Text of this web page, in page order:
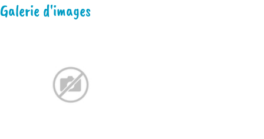
Galerie d'images